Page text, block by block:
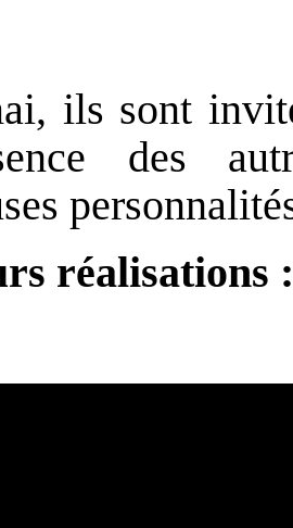
ils sont
des
réalisations :